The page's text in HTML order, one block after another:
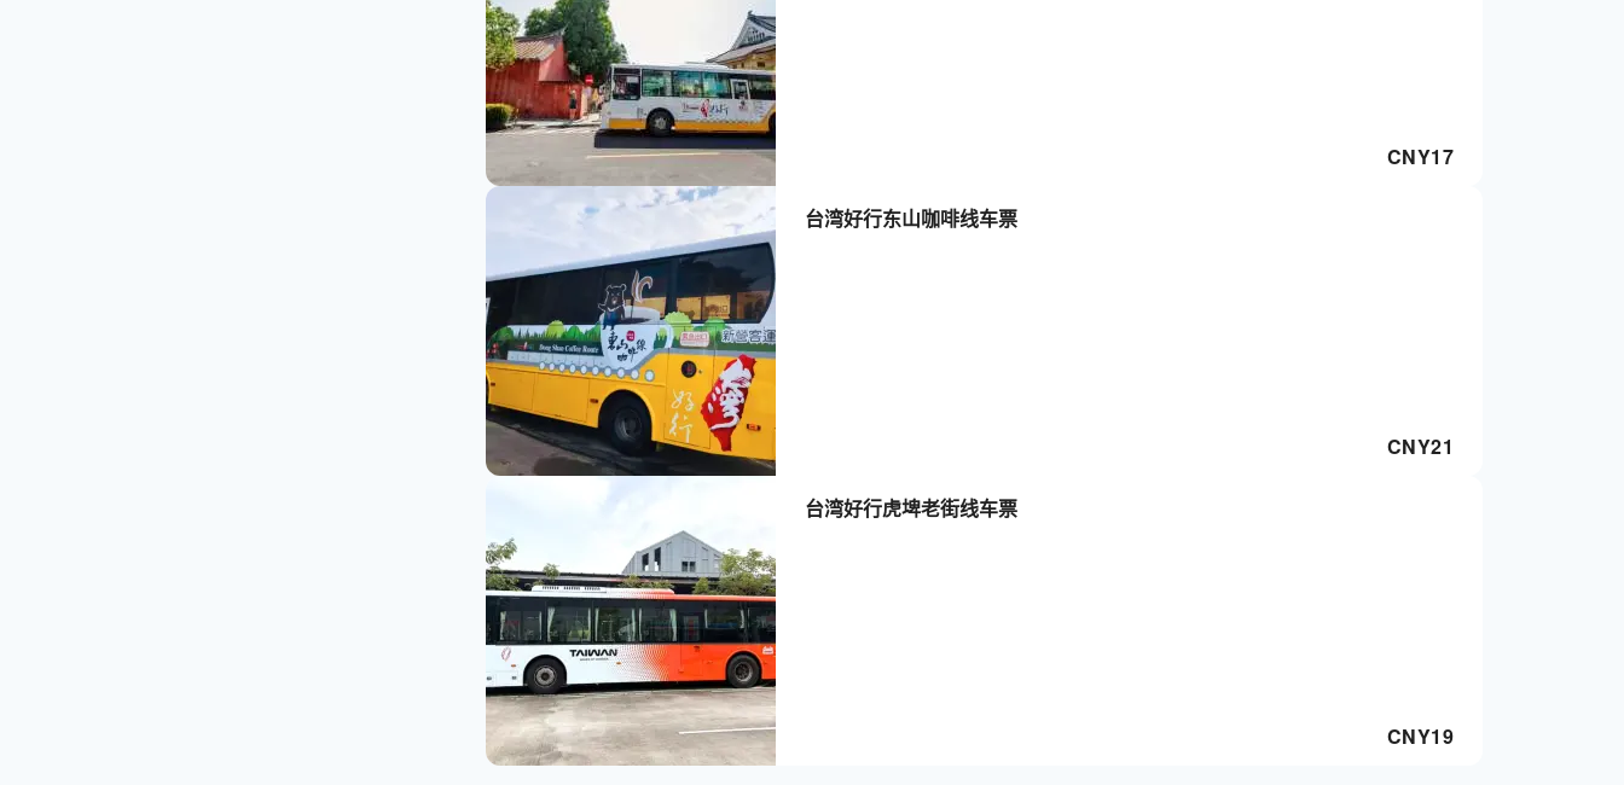
CNY17
台湾好行东山咖啡线车票
CNY21
台湾好行虎埤老街线车票
CNY19